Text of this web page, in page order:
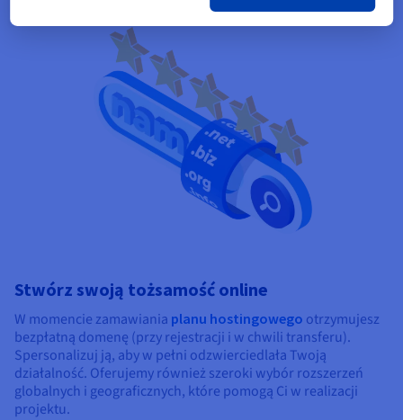
Stwórz swoją tożsamość online
W momencie zamawiania planu hostingowego otrzymujesz
bezpłatną domenę (przy rejestracji i w chwili transferu).
Spersonalizuj ją, aby w pełni odzwierciedlała Twoją
działalność. Oferujemy również szeroki wybór rozszerzeń
globalnych i geograficznych, które pomogą Ci w realizacji
projektu.